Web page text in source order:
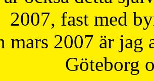
2007, fast med
mars 2007 är
Göteborg